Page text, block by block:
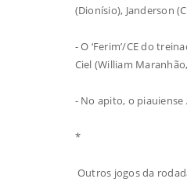
(Dionísio), Janderson
- O ‘Ferim’/CE do
Ciel (William
- No apito, o
*
Outros jogos da